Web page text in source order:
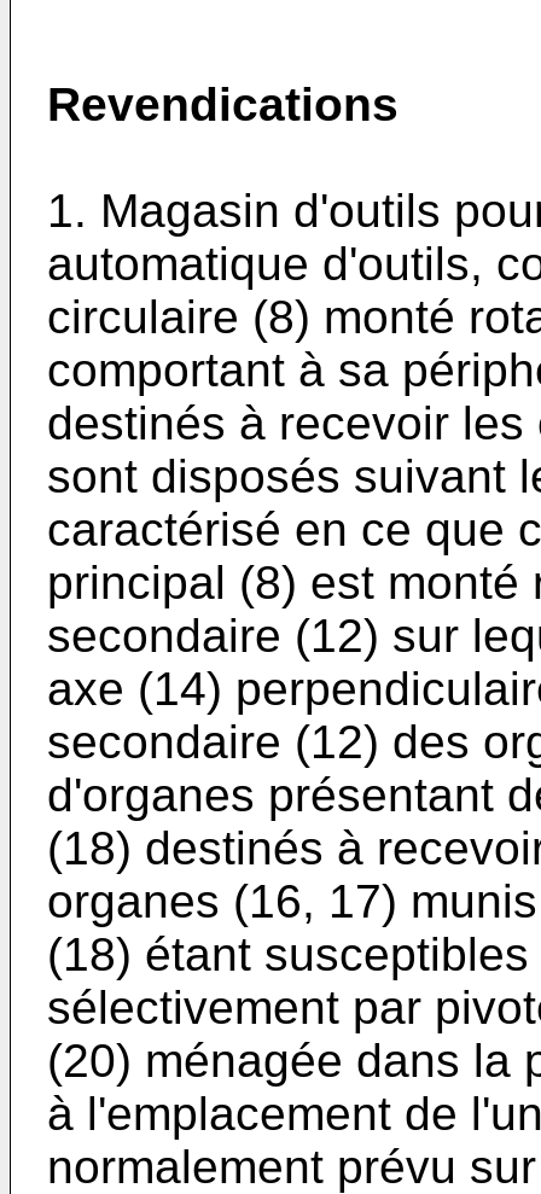
Revendications
1. Magasin d'outils
automatique d'outils,
circulaire (8) monté
comportant à sa
destinés à recevoir
sont disposés suivant
caractérisé en ce que
principal (8) est
secondaire (12) sur
axe (14)
secondaire (12) des
d'organes présentant
(18) destinés à
organes (16, 17)
(18) étant
sélectivement par
(20) ménagée dans la
à l'emplacement de
normalement prévu